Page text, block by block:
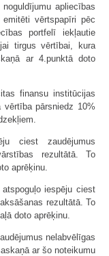
apliecības
vērtspapīri pēc
portfelī iekļautie
tirgus vērtībai, kura
ar 4.punktā doto
finansu institūcijas
pārsniedz 10%
ciest zaudējumus
rezultātā. To
aprēķinu.
atspoguļo iespēju ciest
rezultātā. To
doto aprēķinu.
nelabvēlīgas
ar šo noteikumu